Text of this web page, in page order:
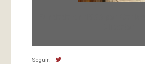
Seguir: